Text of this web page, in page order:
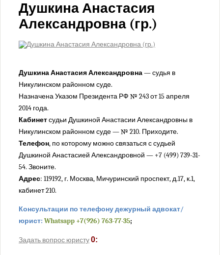
Кузьминский районный суд города Москвы
Кунцевский районный суд города Москвы
Люблинский районный суд города Москвы
Нагатинский районный суд города Москвы
Никулинский районный суд города Москвы
Останкинский районный суд города Москвы
Перовский районный суд города Москвы
Преображенский районный суд города Москвы
Пресненский районный суд города Москвы
Савеловский районный суд города Москвы
Солнцевский районный суд города Москвы
Тверской районный суд города Москвы
Троицкий районный суд города Москвы
Душкина Анастасия
Александровна (гр.)
Душкина Анастасия Александровна— судья в
Никулинском районном суде.
Назначена Указом Президента РФ № 243 от 15 апреля
2014 года.
Кабинетсудьи Душкиной Анастасии Александровны в
Никулинском районном суде — № 210. Приходите.
Телефон, по которому можно связаться с судьей
Душкиной Анастасией Александровной — +7 (499) 739-31-
54. Звоните.
Адрес: 119192, г. Москва, Мичуринский проспект, д.17, к.1,
кабинет 210.
Консультации по телефону дежурный адвокат/
юрист: Whatsapp +7(926) 763-77-35;
Задать вопрос юристу0: